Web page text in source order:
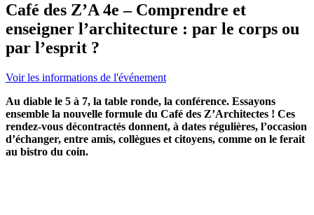
Café des Z’A 4e – Comprendre et
enseigner l’architecture : par le corps ou
par l’esprit ?
Voir les informations de l'événement
Au diable le 5 à 7, la table ronde, la conférence. Essayons
ensemble la nouvelle formule du Café des Z’Architectes ! Ces
rendez-vous décontractés donnent, à dates régulières, l’occasion
d’échanger, entre amis, collègues et citoyens, comme on le ferait
au bistro du coin.